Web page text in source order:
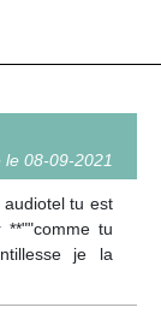
le 08-09-2021
tu est
tu
je la